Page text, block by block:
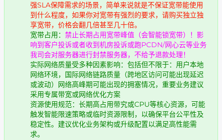
强SLA保障需求的场景，简单来说就是不保证宽带能使用
到什么程度，如果你对宽带有强烈的要求，请购买独立独
享宽带，价格会翻几倍甚至几十倍。
宽带占用： 禁止长期占用宽带峰值（会智能锁宽带）！影
响到客户投诉或者收到机房投诉或跑PCDN/网心云等业务
我司会对服务器进行封禁服务器，不给予退款处理！
实际网络质量受多种因素影响：包括但不限于：用户本地
网络环境，国际网络链路质量（跨地区访问可能出现延迟
或波动）网络高峰期可能出现的拥塞情况，重要业务建议
采用专属带宽或网络优化方案
资源使用规范：长期高占用带究或CPU等核心资源，可能
触发智能限速策略或临时资源限制，以确保平台公平性及
稳定性。建议优化业务架构或升级配置以满足高性能需
求。